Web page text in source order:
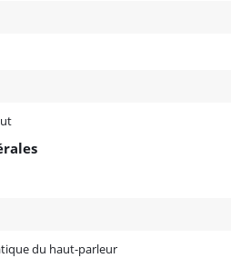
du haut-parleur